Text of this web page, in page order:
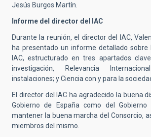
Jesús Burgos Martín.
Informe del director del IAC
Durante la reunión, el director del IAC,
ha presentado un informe detallado sobre
IAC, estructurado en tres apartados
investigación, Relevancia
instalaciones; y Ciencia con y para la
El director del IAC ha agradecido la buena
Gobierno de España como del Gobierno
mantener la buena marcha del Consorcio,
miembros del mismo.